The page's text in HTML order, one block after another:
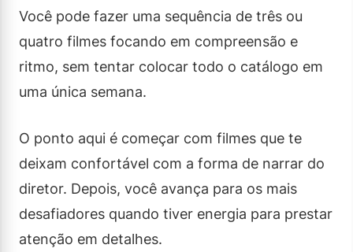
Você pode fazer uma sequência de três ou
quatro filmes focando em compreensão e
ritmo, sem tentar colocar todo o catálogo em
uma única semana.
O ponto aqui é começar com filmes que te
deixam confortável com a forma de narrar do
diretor. Depois, você avança para os mais
desafiadores quando tiver energia para prestar
atenção em detalhes.